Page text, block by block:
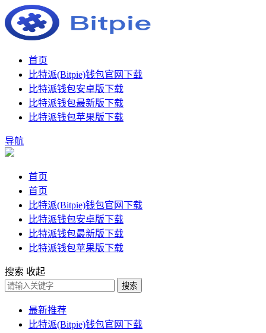
首页
比特派(Bitpie)钱包官网下载
比特派钱包安卓版下载
比特派钱包最新版下载
比特派钱包苹果版下载
导航
首页
首页
比特派(Bitpie)钱包官网下载
比特派钱包安卓版下载
比特派钱包最新版下载
比特派钱包苹果版下载
搜索 收起
搜索
最新推荐
比特派(Bitpie)钱包官网下载